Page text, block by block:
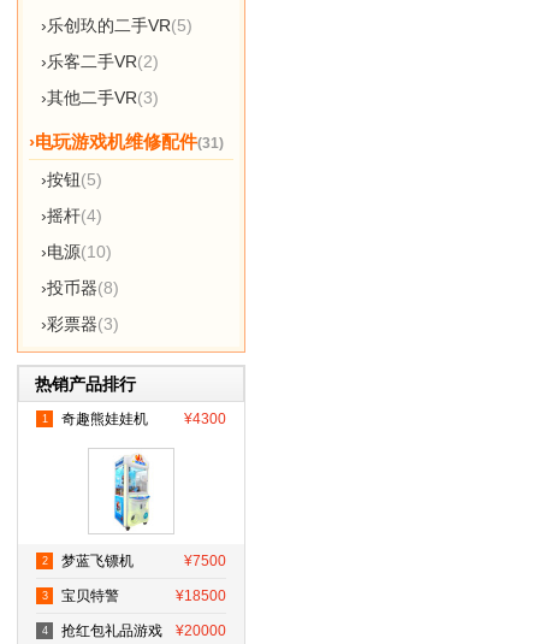
›乐创玖的二手VR(5)
›乐客二手VR(2)
›其他二手VR(3)
›电玩游戏机维修配件(31)
›按钮(5)
›摇杆(4)
›电源(10)
›投币器(8)
›彩票器(3)
热销产品排行
1 ¥4300
奇趣熊娃娃机
2 ¥7500
梦蓝飞镖机
3 ¥18500
宝贝特警
4 ¥20000
抢红包礼品游戏